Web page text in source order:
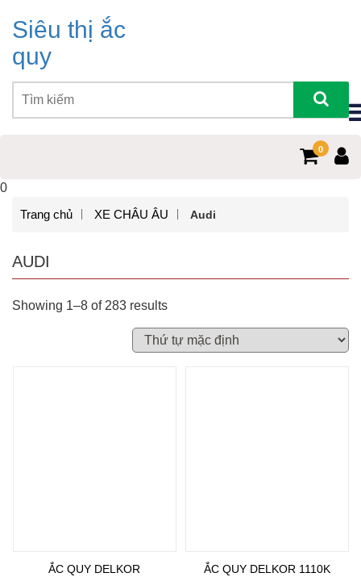
Siêu thị ắc
quy
0
0
Trang chủ
XE CHÂU ÂU Audi
AUDI
Showing 1–8 of 283 results
ẮC QUY DELKOR
ẮC QUY DELKOR 1110K